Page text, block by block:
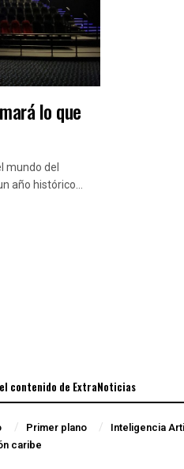
lo que
mundo del
año histórico...
contenido de ExtraNoticias
Primer plano Inteligencia
caribe